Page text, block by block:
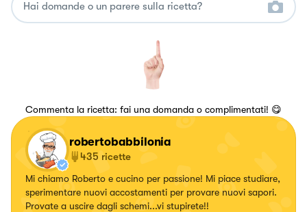
Commenta la ricetta: fai una domanda o complimentati! 😋
robertobabbilonia
435 ricette
Mi chiamo Roberto e cucino per passione! Mi piace studiare,
sperimentare nuovi accostamenti per provare nuovi sapori.
Provate a uscire dagli schemi...vi stupirete!!